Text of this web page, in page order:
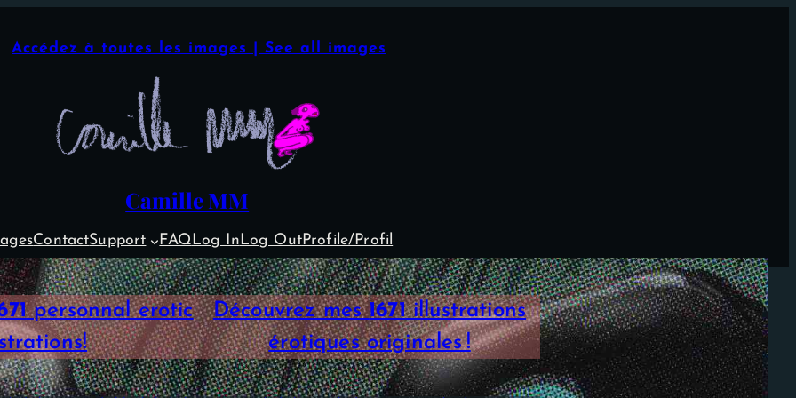
Accédez à toutes les images | See all images
Camille MM
ContactSupport FAQ Log In Log OutProfile/Profil
personnal erotic
Découvrez mes1671illustrations
érotiques originales !